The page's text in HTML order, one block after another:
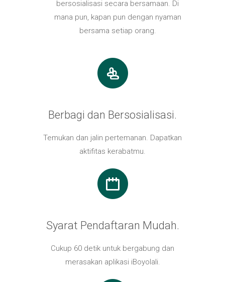
bersosialisasi secara bersamaan. Di
mana pun, kapan pun dengan nyaman
bersama setiap orang.
Berbagi dan Bersosialisasi.
Temukan dan jalin pertemanan. Dapatkan
aktifitas kerabatmu.
Syarat Pendaftaran Mudah.
Cukup 60 detik untuk bergabung dan
merasakan aplikasi iBoyolali.